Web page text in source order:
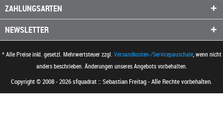
ZAHLUNGSARTEN
NEWSLETTER
* Alle Preise inkl. gesetzl. Mehrwertsteuer zzgl. Versandkosten-/Servicepauschale, wenn nicht
anders beschrieben. Änderungen unseres Angebots vorbehalten.
Copyright © 2008 - 2026 sfquadrat :: Sebastian Freitag - Alle Rechte vorbehalten.